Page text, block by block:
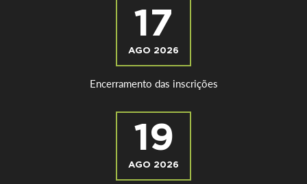
17
AGO 2026
Encerramento das inscrições
19
AGO 2026